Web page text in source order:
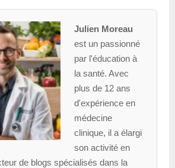
Julien Moreau
est un passionné
par l'éducation à
la santé. Avec
plus de 12 ans
d'expérience en
médecine
clinique, il a élargi
son activité en
de blogs spécialisés dans la